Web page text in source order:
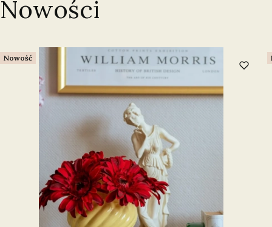
Nowości
Nowość